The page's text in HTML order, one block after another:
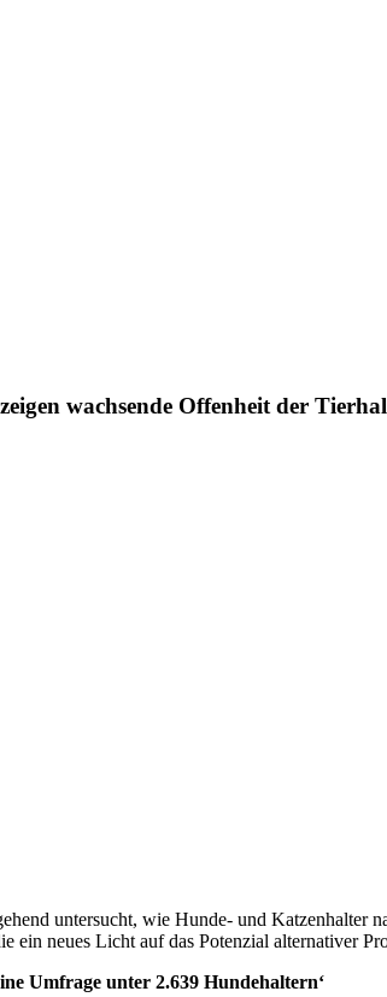
es sich leisten, ausschließlich auf
wachsende Offenheit der
untersucht, wie Hunde- und Katzenhalter
neues Licht auf das Potenzial alternativer
Umfrage unter 2.639 Hundehaltern‘